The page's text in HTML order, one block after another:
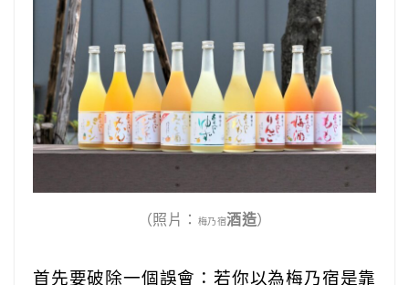
（照片： 梅乃宿酒造）
首先要破除一個誤會：若你以為梅乃宿是靠